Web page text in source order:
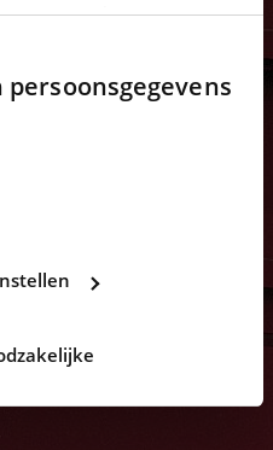
combineren met
ze heeft verstrekt of
basis van uw gebruik